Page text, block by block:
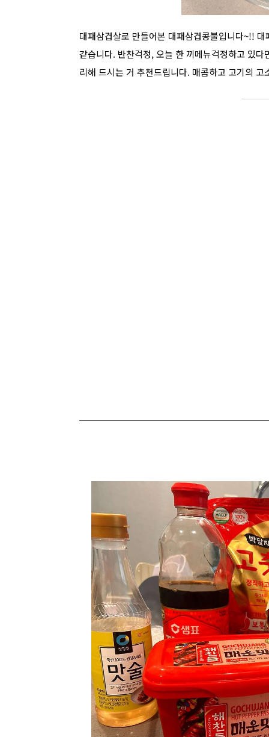
대패삼겹살로 만들어본 대패삼겹콩불입니다~!!
같습니다. 반찬걱정, 오늘 한 끼메뉴걱정하고 있
리해 드시는 거 추천드립니다. 매콤하고 고기의